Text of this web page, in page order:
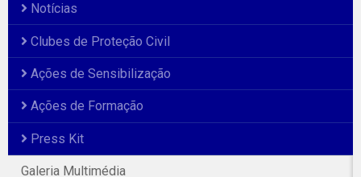
Notícias
Clubes de Proteção Civil
Ações de Sensibilização
Ações de Formação
Press Kit
Galeria Multimédia